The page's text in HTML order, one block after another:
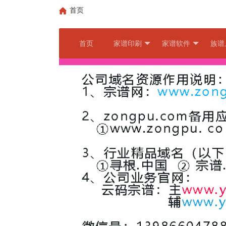
首页
首页 家谱印刷 家谱软件 族谱